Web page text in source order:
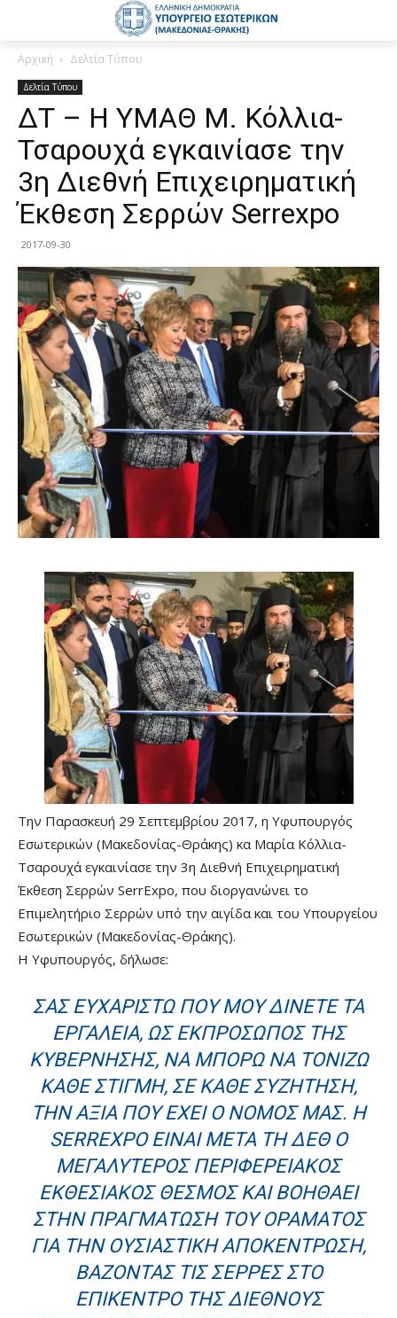
Αρχική Δελτία Τύπου
Δελτία Τύπου
ΔΤ – Η ΥΜΑΘ Μ. Κόλλια-
Τσαρουχά εγκαινίασε την
3η Διεθνή Επιχειρηματική
Έκθεση Σερρών Serrexpo
2017-09-30
Την Παρασκευή 29 Σεπτεμβρίου 2017, η Υφυπουργός
Εσωτερικών (Μακεδονίας-Θράκης) κα Μαρία Κόλλια-
Τσαρουχά εγκαινίασε την 3η Διεθνή Επιχειρηματική
Έκθεση Σερρών SerrExpo, που διοργανώνει το
Επιμελητήριο Σερρών υπό την αιγίδα και του Υπουργείου
Εσωτερικών (Μακεδονίας-Θράκης).
Η Υφυπουργός, δήλωσε:
ΣΑΣ ΕΥΧΑΡΙΣΤΏ ΠΟΥ ΜΟΥ ΔΊΝΕΤΕ ΤΑ
ΕΡΓΑΛΕΊΑ, ΩΣ ΕΚΠΡΌΣΩΠΟΣ ΤΗΣ
ΚΥΒΈΡΝΗΣΗΣ, ΝΑ ΜΠΟΡΏ ΝΑ ΤΟΝΊΖΩ
ΚΆΘΕ ΣΤΙΓΜΉ, ΣΕ ΚΆΘΕ ΣΥΖΉΤΗΣΗ,
ΤΗΝ ΑΞΊΑ ΠΟΥ ΈΧΕΙ Ο ΝΟΜΌΣ ΜΑΣ. Η
SERREXPO ΕΊΝΑΙ ΜΕΤΆ ΤΗ ΔΕΘ Ο
ΜΕΓΑΛΎΤΕΡΟΣ ΠΕΡΙΦΕΡΕΙΑΚΌΣ
ΕΚΘΕΣΙΑΚΌΣ ΘΕΣΜΌΣ ΚΑΙ ΒΟΗΘΆΕΙ
ΣΤΗΝ ΠΡΑΓΜΆΤΩΣΗ ΤΟΥ ΟΡΆΜΑΤΟΣ
ΓΙΑ ΤΗΝ ΟΥΣΙΑΣΤΙΚΉ ΑΠΟΚΈΝΤΡΩΣΗ,
ΒΆΖΟΝΤΑΣ ΤΙΣ ΣΈΡΡΕΣ ΣΤΟ
ΕΠΊΚΕΝΤΡΟ ΤΗΣ ΔΙΕΘΝΟΎΣ